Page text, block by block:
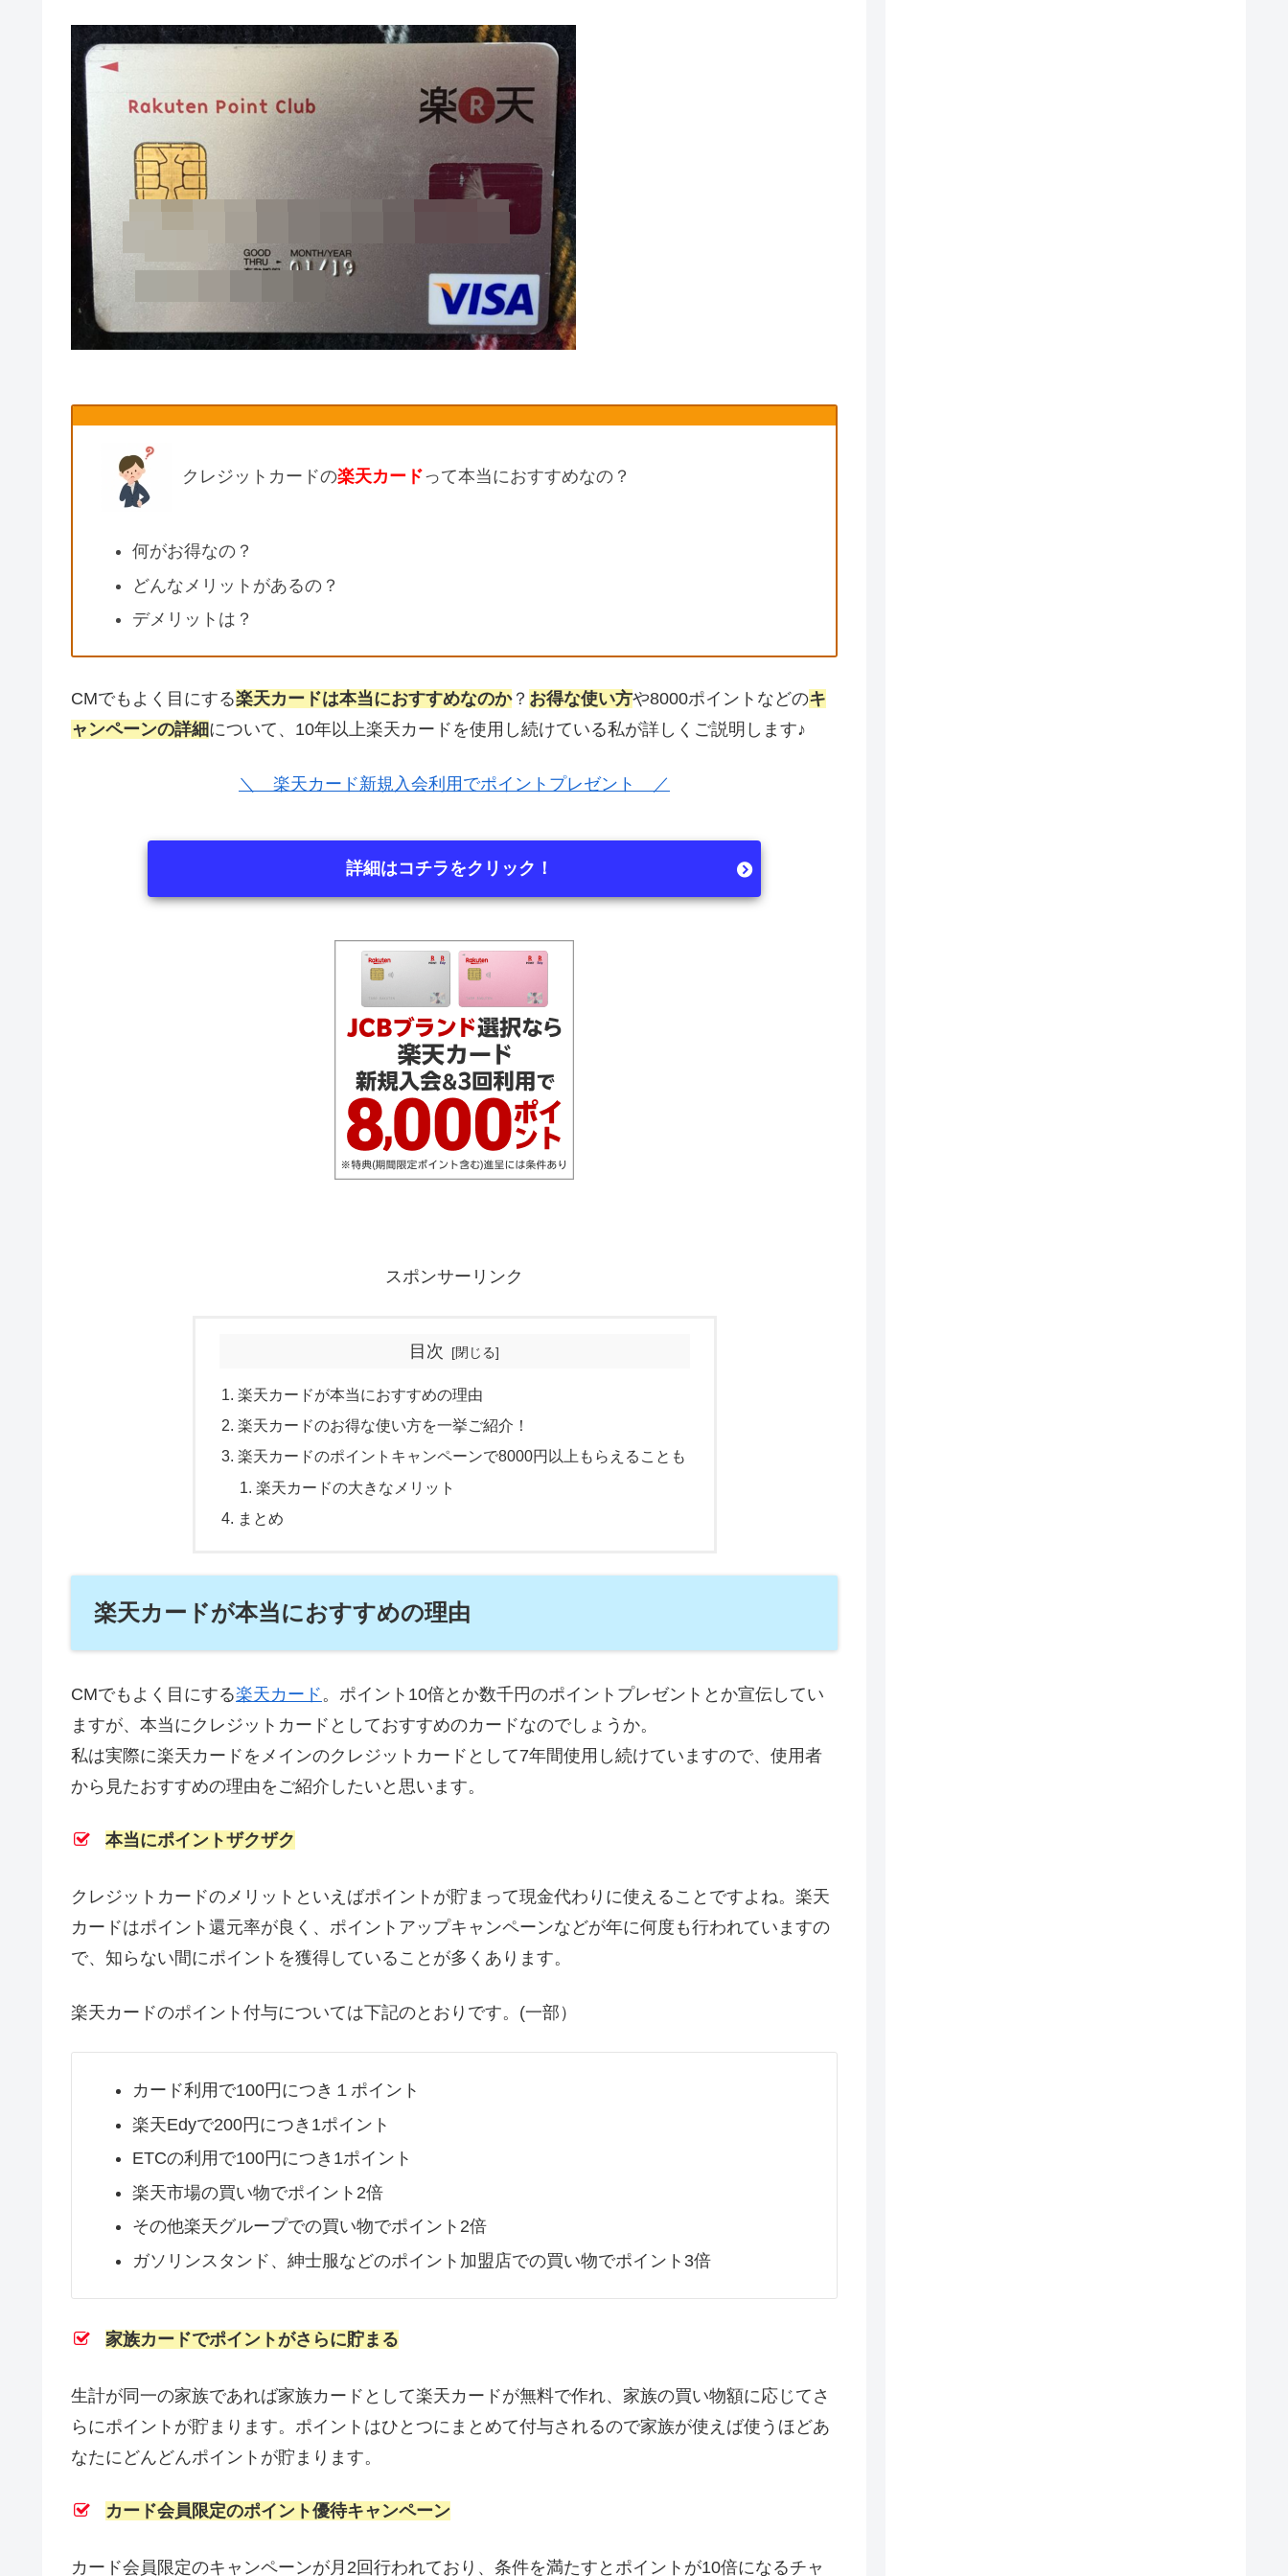
クレジットカードの楽天カードって本当におすすめなの？
何がお得なの？
どんなメリットがあるの？
デメリットは？
CMでもよく目にする楽天カードは本当におすすめなのか？ お得な使い方や8000ポイントなどのキ
ャンペーンの詳細について、10年以上楽天カードを使用し続けている私が詳しくご説明します♪
＼ 楽天カード新規入会利用でポイントプレゼント ／
詳細はコチラをクリック！
スポンサーリンク
目次
楽天カードが本当におすすめの理由
楽天カードのお得な使い方を一挙ご紹介！
楽天カードのポイントキャンペーンで8000円以上もらえることも
楽天カードの大きなメリット
まとめ
楽天カードが本当におすすめの理由
CMでもよく目にする楽天カード 。ポイント10倍とか数千円のポイントプレゼントとか宣伝してい
ますが、本当にクレジットカードとしておすすめのカードなのでしょうか。
私は実際に楽天カードをメインのクレジットカードとして7年間使用し続けていますので、使用者
から見たおすすめの理由をご紹介したいと思います。
本当にポイントザクザク
クレジットカードのメリットといえばポイントが貯まって現金代わりに使えることですよね。楽天
カードはポイント還元率が良く、ポイントアップキャンペーンなどが年に何度も行われていますの
で、知らない間にポイントを獲得していることが多くあります。
楽天カードのポイント付与については下記のとおりです。(一部）
カード利用で100円につき１ポイント
楽天Edyで200円につき1ポイント
ETCの利用で100円につき1ポイント
楽天市場の買い物でポイント2倍
その他楽天グループでの買い物でポイント2倍
ガソリンスタンド、紳士服などのポイント加盟店での買い物でポイント3倍
家族カードでポイントがさらに貯まる
生計が同一の家族であれば家族カードとして楽天カードが無料で作れ、家族の買い物額に応じてさ
らにポイントが貯まります。ポイントはひとつにまとめて付与されるので家族が使えば使うほどあ
なたにどんどんポイントが貯まります。
カード会員限定のポイント優待キャンペーン
カード会員限定のキャンペーンが月2回行われており、条件を満たすとポイントが10倍になるチャ